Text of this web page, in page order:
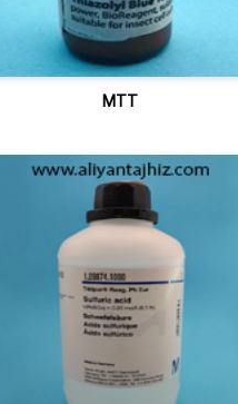
MTT